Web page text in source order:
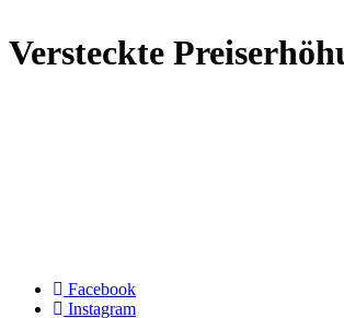
Versteckte
Facebook
Instagram